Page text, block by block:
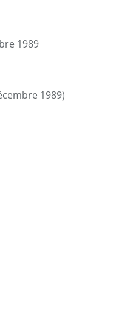
1989
1989)